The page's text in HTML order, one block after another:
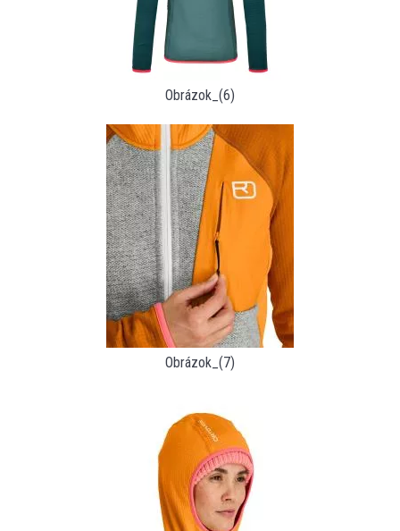
Obrázok_(6)
Obrázok_(7)